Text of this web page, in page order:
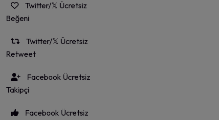
Twitter/𝕏 Ücretsiz
Beğeni
Twitter/𝕏 Ücretsiz
Retweet
Facebook Ücretsiz
Takipçi
Facebook Ücretsiz